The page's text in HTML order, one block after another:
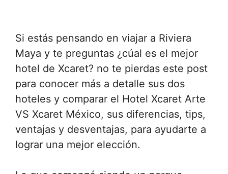
Si estás pensando en viajar a Riviera
Maya y te preguntas ¿cúal es el mejor
hotel de Xcaret? no te pierdas este post
para conocer más a detalle sus dos
hoteles y comparar el Hotel Xcaret Arte
VS Xcaret México, sus diferencias, tips,
ventajas y desventajas, para ayudarte a
lograr una mejor elección.